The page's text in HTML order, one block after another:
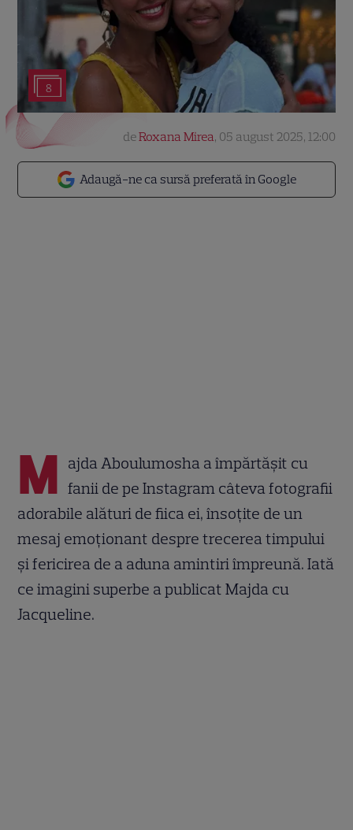
8
Adaugă-ne ca sursă preferată în Google
deRoxana Mirea, 05 august 2025, 12:00
M ajda Aboulumosha a împărtășit cu
fanii de pe Instagram câteva fotografii
adorabile alături de fiica ei, însoțite de un
mesaj emoționant despre trecerea timpului
și fericirea de a aduna amintiri împreună. Iată
ce imagini superbe a publicat Majda cu
Jacqueline.